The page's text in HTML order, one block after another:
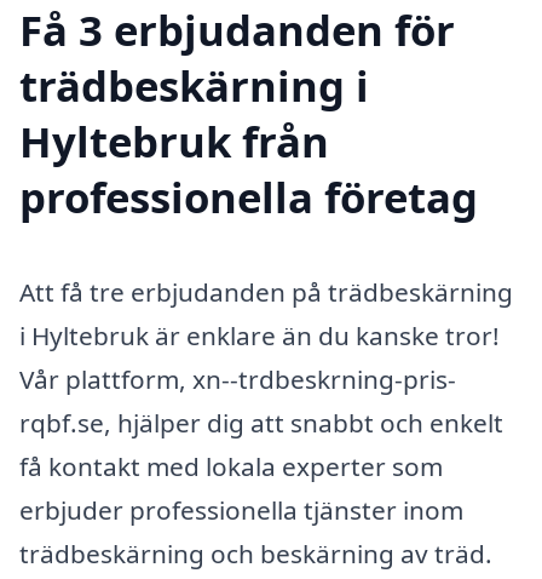
Få 3 erbjudanden för
trädbeskärning i
Hyltebruk från
professionella företag
Att få tre erbjudanden på trädbeskärning
i Hyltebruk är enklare än du kanske tror!
Vår plattform, xn--trdbeskrning-pris-
rqbf.se, hjälper dig att snabbt och enkelt
få kontakt med lokala experter som
erbjuder professionella tjänster inom
trädbeskärning och beskärning av träd.